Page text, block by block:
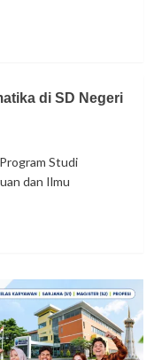
di SD Negeri
Studi
dan Ilmu